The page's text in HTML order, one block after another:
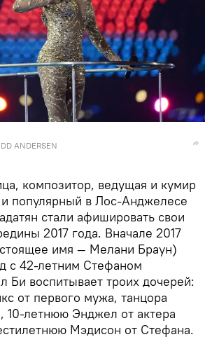
ANDERSEN
композитор, ведущая и кумир
популярный в Лос-Анджелесе
стали афишировать свои
2017 года. Вначале 2017
имя — Мелани Браун)
с 42-летним Стефаном
Би воспитывает троих дочерей:
от первого мужа, танцора
10-летнюю Энджел от актера
Мэдисон от Стефана.